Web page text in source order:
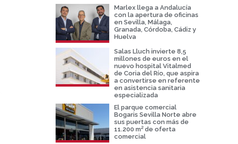
Marlex llega a Andalucía
con la apertura de oficinas
en Sevilla, Málaga,
Granada, Córdoba, Cádiz y
Huelva
Salas Lluch invierte 8,5
millones de euros en el
nuevo hospital Vitalmed
de Coria del Río, que aspira
a convertirse en referente
en asistencia sanitaria
especializada
El parque comercial
Bogaris Sevilla Norte abre
sus puertas con más de
11.200 m² de oferta
comercial